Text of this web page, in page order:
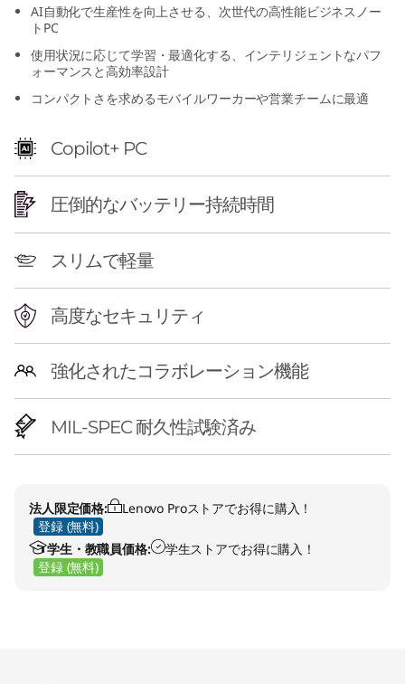
AI自動化で生産性を向上させる、次世代の高性能ビジネスノー
トPC
使用状況に応じて学習・最適化する、インテリジェントなパフ
ォーマンスと高効率設計
コンパクトさを求めるモバイルワーカーや営業チームに最適
Copilot+ PC
圧倒的なバッテリー持続時間
スリムで軽量
高度なセキュリティ
強化されたコラボレーション機能
MIL-SPEC 耐久性試験済み
法人限定価格:
Lenovo Proストアでお得に購入！
登録 (無料)
学生・教職員価格:
学生ストアでお得に購入！
登録 (無料)